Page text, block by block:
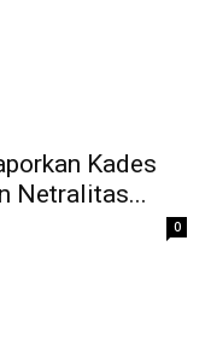
Kades
Netralitas...
0